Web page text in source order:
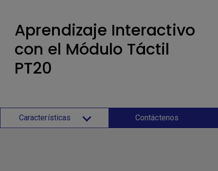
Aprendizaje Interactivo
con el Módulo Táctil
PT20
Características Contáctenos